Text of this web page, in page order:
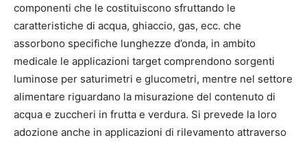
componenti che le costituiscono sfruttando le
caratteristiche di acqua, ghiaccio, gas, ecc. che
assorbono specifiche lunghezze d’onda, in ambito
medicale le applicazioni target comprendono sorgenti
luminose per saturimetri e glucometri, mentre nel settore
alimentare riguardano la misurazione del contenuto di
acqua e zuccheri in frutta e verdura. Si prevede la loro
adozione anche in applicazioni di rilevamento attraverso